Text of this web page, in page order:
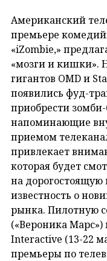
Американский
премьере
«iZombie,»
«мозги и кишки».
гигантов OMD и
появились фуд-
приобрести
напоминающие
приемом
привлекает
которая будет
на дорогостоящую
известность о
рынка. Пилотную
(«Вероника Марс»)
Interactive (13-22
премьеры по